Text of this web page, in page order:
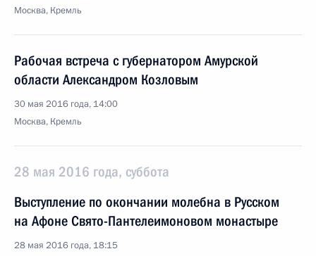
Москва, Кремль
Рабочая встреча с губернатором Амурской
области Александром Козловым
30 мая 2016 года, 14:00
Москва, Кремль
28 мая 2016 года, суббота
Выступление по окончании молебна в Русском
на Афоне Свято-Пантелеимоновом монастыре
28 мая 2016 года, 18:15